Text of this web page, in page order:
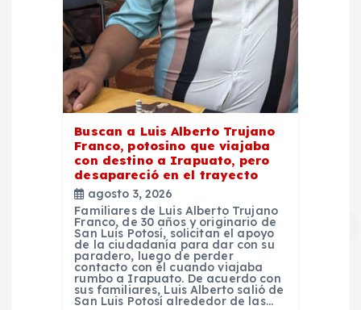
Buscan a Luis Alberto Trujano
Franco, potosino que viajaba
con destino a Irapuato, pero
desapareció en el trayecto
agosto 3, 2026
Familiares de Luis Alberto Trujano
Franco, de 30 años y originario de
San Luis Potosí, solicitan el apoyo
de la ciudadanía para dar con su
paradero, luego de perder
contacto con él cuando viajaba
rumbo a Irapuato. De acuerdo con
sus familiares, Luis Alberto salió de
San Luis Potosí alrededor de las…